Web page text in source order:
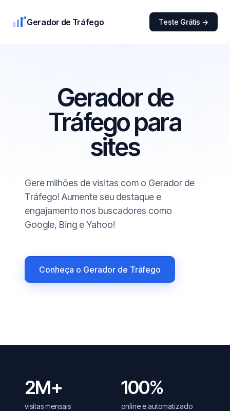
Gerador de Tráfego Teste Grátis →
Gerador de
Tráfego para
sites
Gere milhões de visitas com o Gerador de
Tráfego! Aumente seu destaque e
engajamento nos buscadores como
Google, Bing e Yahoo!
Conheça o Gerador de Tráfego
2M+
visitas mensais
100%
online e automatizado